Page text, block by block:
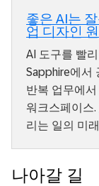
좋은 AI는
업 디자인
AI 도구를 빨
Sapphire에서
반복 업무에
워크스페이스.
리는 일의 미
나아갈 길